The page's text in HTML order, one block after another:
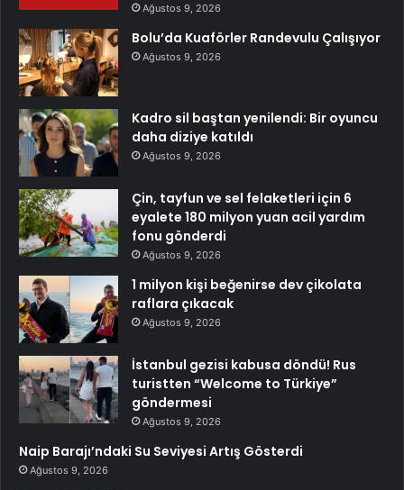
Ağustos 9, 2026
Bolu’da Kuaförler Randevulu Çalışıyor
Ağustos 9, 2026
Kadro sil baştan yenilendi: Bir oyuncu
daha diziye katıldı
Ağustos 9, 2026
Çin, tayfun ve sel felaketleri için 6
eyalete 180 milyon yuan acil yardım
fonu gönderdi
Ağustos 9, 2026
1 milyon kişi beğenirse dev çikolata
raflara çıkacak
Ağustos 9, 2026
İstanbul gezisi kabusa döndü! Rus
turistten “Welcome to Türkiye”
göndermesi
Ağustos 9, 2026
Naip Barajı’ndaki Su Seviyesi Artış Gösterdi
Ağustos 9, 2026